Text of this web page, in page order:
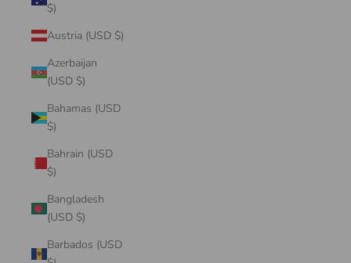
$)
Austria (USD $)
Azerbaijan
(USD $)
Bahamas (USD
$)
Bahrain (USD
$)
Bangladesh
(USD $)
Barbados (USD